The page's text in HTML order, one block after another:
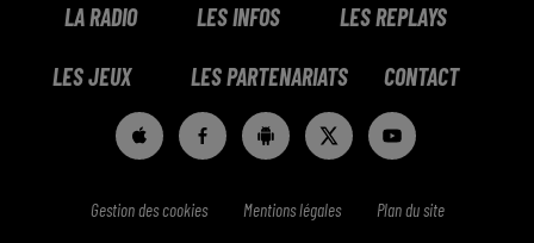
LA RADIO LES INFOS LES REPLAYS
LES JEUX LES PARTENARIATS CONTACT
Gestion des cookies Mentions légales Plan du site